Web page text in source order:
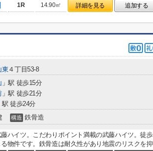
1R 14.90㎡ 詳細を見る 追加する
東 ４丁目53-8
」駅 徒歩15分
」駅 徒歩21分
駅 徒歩24分
構造 鉄骨造
ハイツ。こだわりポイント満載の武藤ハイツ。徒
物件です。鉄骨造は耐久性があり地震のリスクを